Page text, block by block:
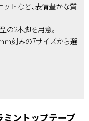
トなど、表情豊かな質
の2本脚を用意。
ｍ刻みの7サイズから選
ミントップテーブ